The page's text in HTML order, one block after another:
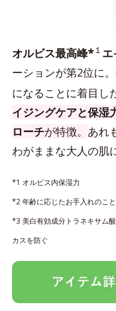
オルビス最高峰*１
ーションが第2位に
になることに着目し
イジングケアと保湿
ローチが特徴。 あれ
わがままな大人の肌
*1 オルビス内保湿力
*2 年齢に応じたお手入れのこと
*3 美白有効成分トラネキサム
カスを防ぐ